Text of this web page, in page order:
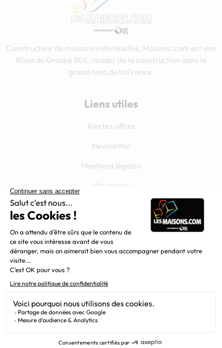
Constructeur de maisons individuelles, Maisons.com est une
filiale du Groupe BDL, leader de la construction dans le
grand nord de la France.
Liens utiles
Alertes offres
Newsletter
Mentions légales
Vie privée
Filiales
Chargement...
Nous suivre